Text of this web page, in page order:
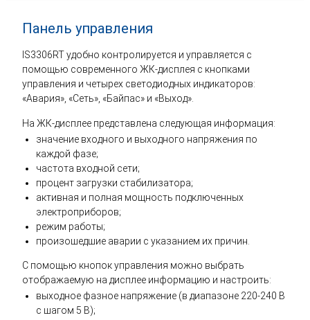
Панель управления
IS3306RT удобно контролируется и управляется с
помощью современного ЖК-дисплея с кнопками
управления и четырех светодиодных индикаторов:
«Авария», «Сеть», «Байпас» и «Выход».
На ЖК-дисплее представлена следующая информация:
значение входного и выходного напряжения по
каждой фазе;
частота входной сети;
процент загрузки стабилизатора;
активная и полная мощность подключенных
электроприборов;
режим работы;
произошедшие аварии с указанием их причин.
С помощью кнопок управления можно выбрать
отображаемую на дисплее информацию и настроить:
выходное фазное напряжение (в диапазоне 220-240 В
с шагом 5 В);